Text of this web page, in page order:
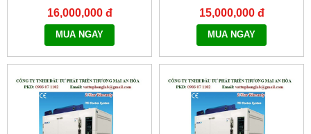
MODEL:THERMOSTABLE
OV-30
16,000,000 đ
MUA NGAY
MODEL:THERMOSTABLE
OV-20
15,000,000 đ
MUA NGAY